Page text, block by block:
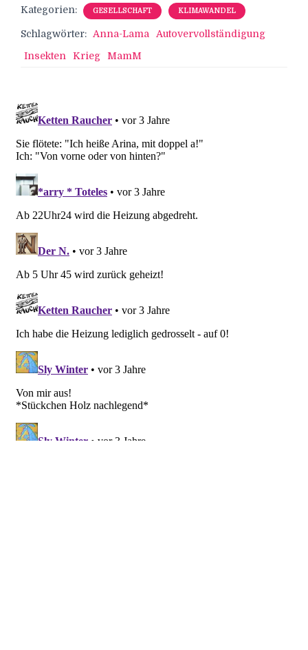
Kategorien: GESELLSCHAFT KLIMAWANDEL
Schlagwörter: Anna-Lama
Autovervollständigung
Insekten
Krieg MamM